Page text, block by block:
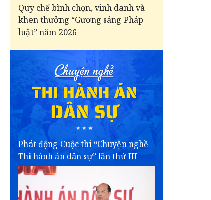
Quy chế bình chọn, vinh danh và
khen thưởng “Gương sáng Pháp
luật” năm 2026
Phát động Cuộc thi “Chuyện nghề
Thi hành án dân sự” lần thứ III